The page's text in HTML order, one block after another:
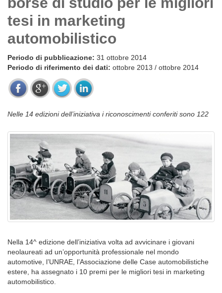
tesi in marketing
automobilistico
Periodo di pubblicazione: 31 ottobre 2014
Periodo di riferimento dei dati: ottobre 2013 / ottobre 2014
Nelle 14 edizioni dell’iniziativa i riconoscimenti conferiti sono 122
Nella 14^ edizione dell’iniziativa volta ad avvicinare i giovani
neolaureati ad un’opportunità professionale nel mondo
automotive, l’UNRAE, l’Associazione delle Case automobilistiche
estere, ha assegnato i 10 premi per le migliori tesi in marketing
automobilistico.